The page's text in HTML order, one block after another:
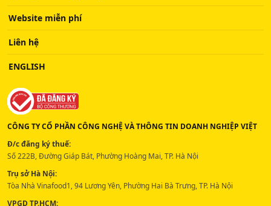
Website miễn phí
Liên hệ
ENGLISH
CÔNG TY CỔ PHẦN CÔNG NGHỆ VÀ THÔNG TIN DOANH NGHIỆP VIỆT
Đ/c đăng ký thuế:
Số 222B, Đường Giáp Bát, Phường Hoàng Mai, TP. Hà Nội
Trụ sở Hà Nội:
Tòa Nhà Vinafood1, 94 Lương Yên, Phường Hai Bà Trưng, TP. Hà Nội
VPGD TP.HCM: